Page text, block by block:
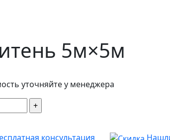
5м×5м
уточняйте у менеджера
консультация